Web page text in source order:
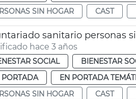
SIN HOGAR
CAST
sanitario personas
hace 3 años
SOCIAL BIENESTAR
PORTADA
EN PORTADA
SIN HOGAR
CAST